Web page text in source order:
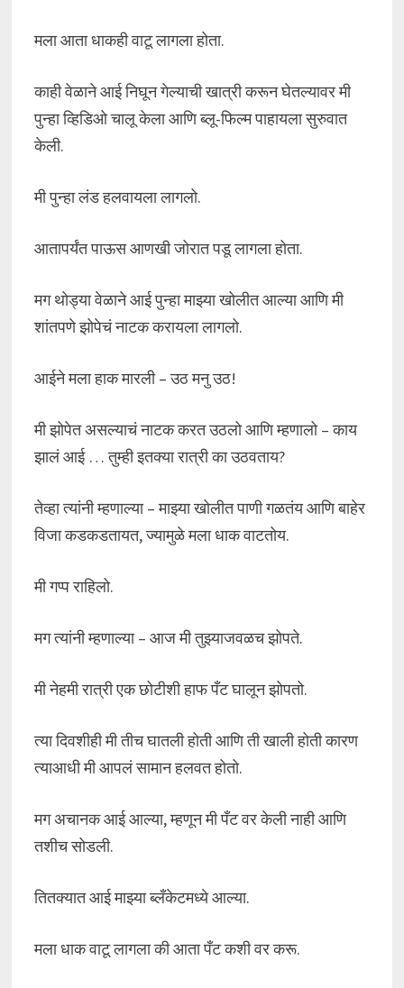
मला आता धाकही वाटू लागला होता.
काही वेळाने आई निघून गेल्याची खात्री करून घेतल्यावर मी
पुन्हा व्हिडिओ चालू केला आणि ब्लू-फिल्म पाहायला सुरुवात
केली.
मी पुन्हा लंड हलवायला लागलो.
आतापर्यंत पाऊस आणखी जोरात पडू लागला होता.
मग थोड्या वेळाने आई पुन्हा माझ्या खोलीत आल्या आणि मी
शांतपणे झोपेचं नाटक करायला लागलो.
आईने मला हाक मारली – उठ मनु उठ!
मी झोपेत असल्याचं नाटक करत उठलो आणि म्हणालो – काय
झालं आई … तुम्ही इतक्या रात्री का उठवताय?
तेव्हा त्यांनी म्हणाल्या – माझ्या खोलीत पाणी गळतंय आणि बाहेर
विजा कडकडतायत, ज्यामुळे मला धाक वाटतोय.
मी गप्प राहिलो.
मग त्यांनी म्हणाल्या – आज मी तुझ्याजवळच झोपते.
मी नेहमी रात्री एक छोटीशी हाफ पँट घालून झोपतो.
त्या दिवशीही मी तीच घातली होती आणि ती खाली होती कारण
त्याआधी मी आपलं सामान हलवत होतो.
मग अचानक आई आल्या, म्हणून मी पँट वर केली नाही आणि
तशीच सोडली.
तितक्यात आई माझ्या ब्लँकेटमध्ये आल्या.
मला धाक वाटू लागला की आता पँट कशी वर करू.